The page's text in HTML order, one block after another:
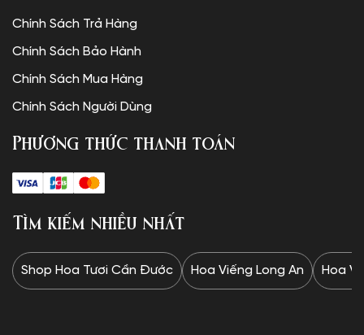
Chính Sách Trả Hàng
Chính Sách Bảo Hành
Chính Sách Mua Hàng
Chính Sách Người Dùng
Phương thức thanh toán
Tìm kiếm nhiều nhất
Shop Hoa Tươi Cần Đước Hoa Viếng Long An Hoa